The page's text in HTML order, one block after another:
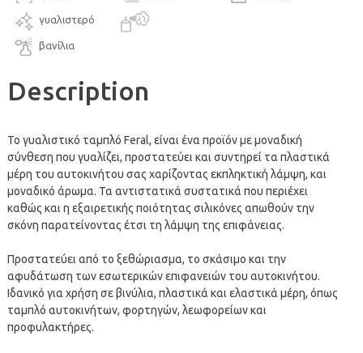
γυαλιστερό
βανίλια
Description
Το γυαλιστικό ταμπλό Feral, είναι ένα προϊόν με μοναδική
σύνθεση που γυαλίζει, προστατεύει και συντηρεί τα πλαστικά
μέρη του αυτοκινήτου σας χαρίζοντας εκπληκτική λάμψη, και
μοναδικό άρωμα. Τα αντιστατικά συστατικά που περιέχει
καθώς και η εξαιρετικής ποιότητας σιλικόνες απωθούν την
σκόνη παρατείνοντας έτσι τη λάμψη της επιφάνειας.
Προστατεύει από το ξεθώριασμα, το σκάσιμο και την
αφυδάτωση των εσωτερικών επιφανειών του αυτοκινήτου.
Ιδανικό για χρήση σε βινύλια, πλαστικά και ελαστικά μέρη, όπως
ταμπλό αυτοκινήτων, φορτηγών, λεωφορείων και
προφυλακτήρες.